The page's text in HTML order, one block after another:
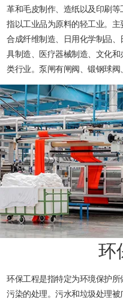
革和毛皮制作、造纸以及印刷
指以工业品为原料的轻工业。主
合成纤维制造、日用化学制品
具制造、医疗器械制造、文化
类行业。泵闸有闸阀、锻钢球阀
环
环保工程是指特定为环境保护
污染的处理。污水和垃圾处理